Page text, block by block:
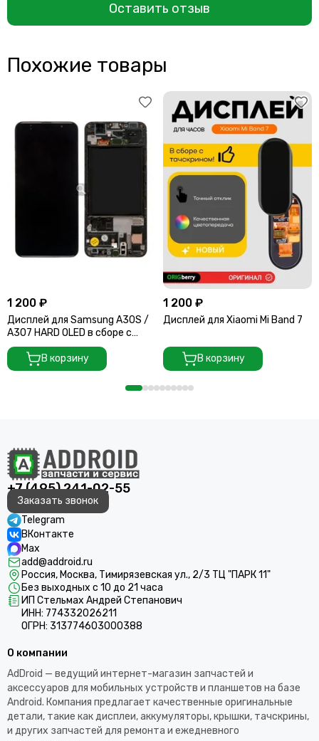
Оставить отзыв
Похожие товары
1 200 ₽
Дисплей для Samsung A30S /
A307 HARD OLED в сборе с
тачскрином (Black) черный
В корзину
1 200 ₽
Дисплей для Xiaomi Mi Band 7
В корзину
+7 (495) 241-02-55
Заказать звонок
Telegram
ВКонтакте
Max
add@addroid.ru
Россия, Москва, Тимирязевская ул., 2/3 ТЦ "ПАРК 11"
Без выходных с 10 до 21 часа
ИП Стельмах Андрей Степанович
ИНН: 774332026211
ОГРН: 313774603000388
О компании
AdDroid — ведущий интернет-магазин запчастей и
аксессуаров для мобильных устройств и планшетов на базе
Android. Компания предлагает качественные оригинальные
детали, такие как дисплеи, аккумуляторы, крышки, тачскрины,
и других запчастей для ремонта и ежедневного